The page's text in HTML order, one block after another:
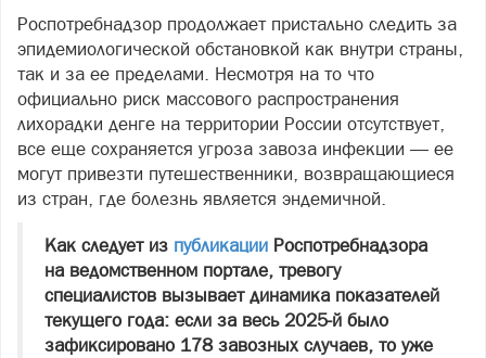
Роспотребнадзор продолжает пристально следить за
эпидемиологической обстановкой как внутри страны,
так и за ее пределами. Несмотря на то что
официально риск массового распространения
лихорадки денге на территории России отсутствует,
все еще сохраняется угроза завоза инфекции — ее
могут привезти путешественники, возвращающиеся
из стран, где болезнь является эндемичной.
Как следует из публикации Роспотребнадзора
на ведомственном портале, тревогу
специалистов вызывает динамика показателей
текущего года: если за весь 2025‑й было
зафиксировано 178 завозных случаев, то уже